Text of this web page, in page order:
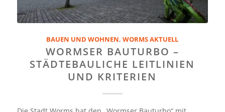
BAUEN UND WOHNEN,WORMS AKTUELL
WORMSER BAUTURBO –
STÄDTEBAULICHE LEITLINIEN
UND KRITERIEN